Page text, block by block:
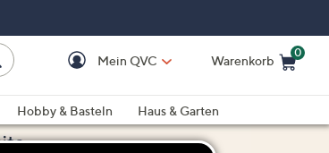
Mein QVC Warenkorb
0
Hobby & Basteln
Haus & Garten